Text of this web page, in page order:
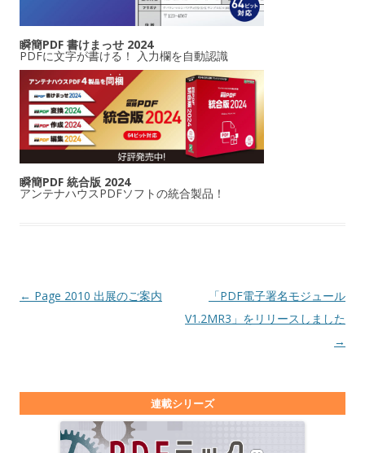
瞬簡PDF 書けまっせ 2024
PDFに文字が書ける！ 入力欄を自動認識
瞬簡PDF 統合版 2024
アンテナハウスPDFソフトの統合製品！
投稿ナビゲーション
← Page 2010 出展のご案内
「PDF電子署名モジュール
V1.2MR3」をリリースしました
→
連載シリーズ